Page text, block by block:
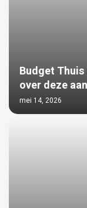
Budget
over deze
mei 14, 2026